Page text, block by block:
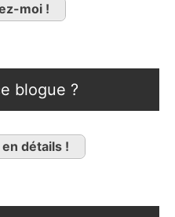
moi !
blogue ?
détails !